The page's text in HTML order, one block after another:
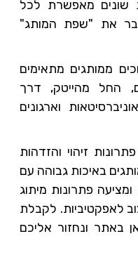
שונים מאפשרת לכל
את "שפת המותג"
ממותגים מתאימים
החל מהייטק, דרך
וארגונים
זיהוי והזדהות
באיכות גבוהה עם
פתרונות מיתוג
לאפקטיביות. לקבלת
באתר ונחזור אליכם